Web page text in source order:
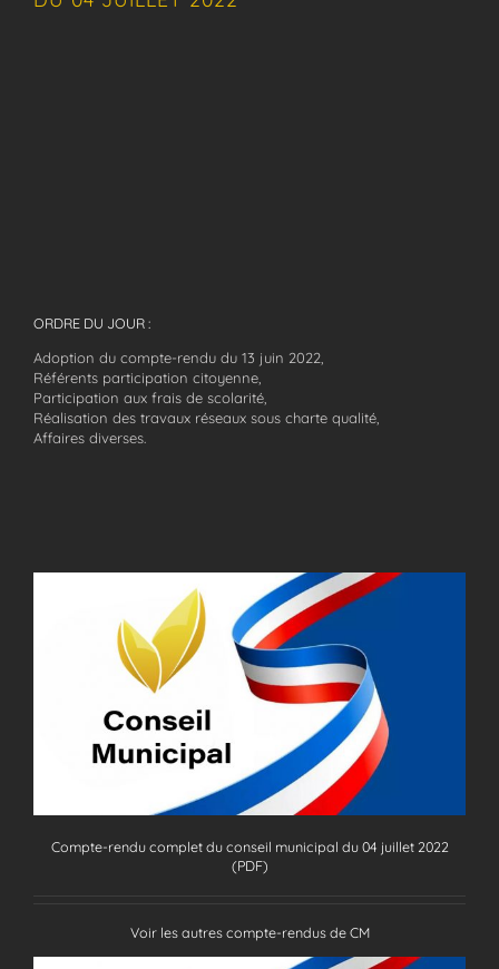
ORDRE DU JOUR :
Adoption du compte-rendu du 13 juin 2022,
Référents participation citoyenne,
Participation aux frais de scolarité,
Réalisation des travaux réseaux sous charte qualité,
Affaires diverses.
Compte-rendu complet du conseil municipal du 04 juillet 2022
(PDF)
Voir les autres compte-rendus de CM